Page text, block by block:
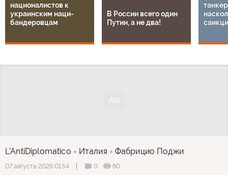
националистов к
украинским наци-
бандеровцам
В России всего один
Путин, а не два!
L'AntiDiplomatico Италия Фабрицио Поджи
07 августа 2026 01:54 0
80